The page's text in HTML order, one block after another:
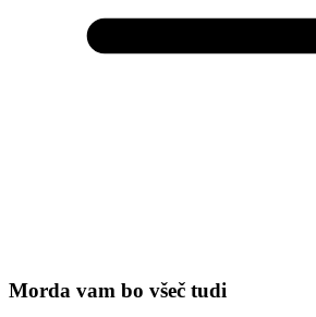
Morda vam bo všeč tudi